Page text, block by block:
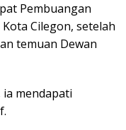
Pembuangan
Cilegon, setelah
temuan Dewan
ia mendapati